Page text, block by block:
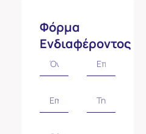
Φόρμα
Ενδιαφέροντος